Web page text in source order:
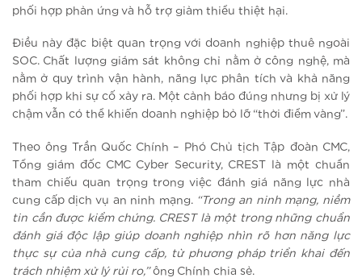
phối hợp phản ứng và hỗ trợ giảm thiểu thiệt hại.
Điều này đặc biệt quan trọng với doanh nghiệp thuê ngoài
SOC. Chất lượng giám sát không chỉ nằm ở công nghệ, mà
nằm ở quy trình vận hành, năng lực phân tích và khả năng
phối hợp khi sự cố xảy ra. Một cảnh báo đúng nhưng bị xử lý
chậm vẫn có thể khiến doanh nghiệp bỏ lỡ “thời điểm vàng”.
Theo ông Trần Quốc Chính – Phó Chủ tịch Tập đoàn CMC,
Tổng giám đốc CMC Cyber Security, CREST là một chuẩn
tham chiếu quan trọng trong việc đánh giá năng lực nhà
cung cấp dịch vụ an ninh mạng. “Trong an ninh mạng, niềm
tin cần được kiểm chứng. CREST là một trong những chuẩn
đánh giá độc lập giúp doanh nghiệp nhìn rõ hơn năng lực
thực sự của nhà cung cấp, từ phương pháp triển khai đến
trách nhiệm xử lý rủi ro,”ông Chính chia sẻ.